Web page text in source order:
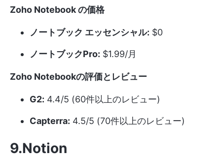
Zoho Notebook の価格
ノートブック エッセンシャル: $0
ノートブックPro: $1.99/月
Zoho Notebookの評価とレビュー
G2: 4.4/5 (60件以上のレビュー)
Capterra: 4.5/5 (70件以上のレビュー)
9.Notion